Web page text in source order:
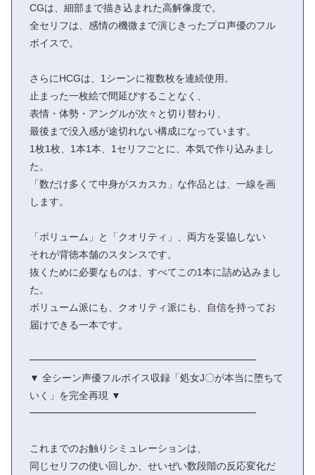
CGは、細部まで描き込まれた高解像度で。
全セリフは、感情の機微まで演じきったプロ声優のフル
ボイスで。
さらにHCGは、1シーンに複数枚を連続使用。
止まった一枚絵で間延びすることなく、
表情・体勢・アングルが次々と切り替わり、
最後まで没入感が途切れない構成になっています。
1枚1枚、1本1本、1セリフごとに、本気で作り込みまし
た。
「数だけ多くて中身がスカスカ」な作品とは、一線を画
します。
「ボリューム」と「クオリティ」、両方を妥協しない
それが背徳本舗のスタンスです。
抜くために必要なものは、すべてこの1本に詰め込みまし
た。
ボリューム派にも、クオリティ派にも、自信を持ってお
届けできる一本です。
━━━━━━━━━━━━━━━━━━━━━━━
▼ 全シーン声優フルボイス収録「処女J〇が本当に堕ちて
いく」を完全再現 ▼
━━━━━━━━━━━━━━━━━━━━━━━
これまでのお触りシミュレーションは、
同じセリフの使い回しか、せいぜい数段階の反応変化だ